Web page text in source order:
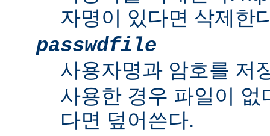
자명이 있다면 삭제한
passwdfile
사용자명과 암호를 저
사용한 경우 파일이 없
다면 덮어쓴다.